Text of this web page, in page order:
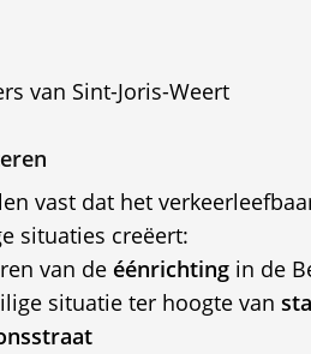
van Sint-Joris-Weert
vast dat het
situaties creëert:
van de éénrichtingin de
situatie ter hoogte van